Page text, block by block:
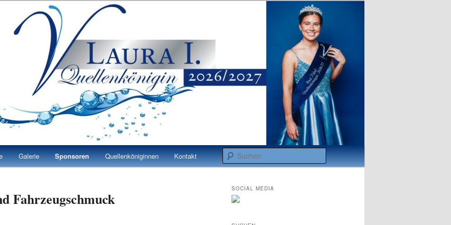
Vilbel
I.
Suchen
Galerie Sponsoren Quellenköniginnen Kontakt
Fahrzeugschmuck
SOCIAL MEDIA